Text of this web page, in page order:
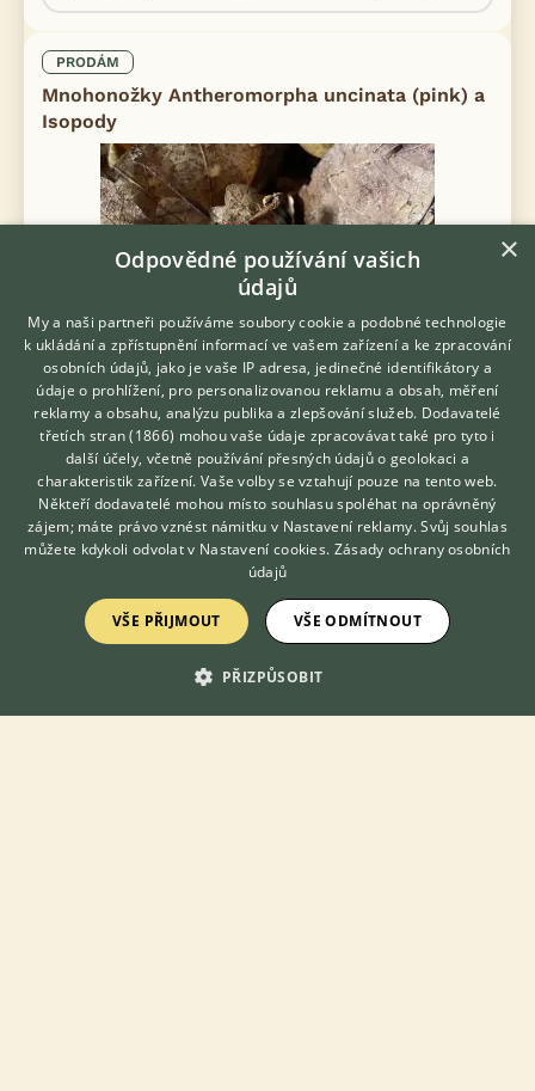
PRODÁM
Mnohonožky Antheromorpha uncinata (pink) a
Isopody
Dobrý den, nabízím mladé mnohonožky Antheromorpha
uncinata (růžová varianta, odchov duben 2026) a Isopody
Cubaris ,,Pak Chong" a Cubaris ,,Panda King”. 🎀 Antheromorpha
uncinata 1ks … 200 Kč 🐼...
5.8.2026 19:22
Hledáte zvířecího kamaráda?
Zdarma vám poradí
VETERINÁŘ ONLINE
KONZULTOVAT S
VETERINÁŘEM
×
Odpovědné používání vašich
údajů
My a naši partneři používáme soubory cookie a podobné technologie
k ukládání a zpřístupnění informací ve vašem zařízení a ke zpracování
osobních údajů, jako je vaše IP adresa, jedinečné identifikátory a
údaje o prohlížení, pro personalizovanou reklamu a obsah, měření
reklamy a obsahu, analýzu publika a zlepšování služeb. Dodavatelé
třetích stran (1866) mohou vaše údaje zpracovávat také pro tyto i
další účely, včetně používání přesných údajů o geolokaci a
charakteristik zařízení. Vaše volby se vztahují pouze na tento web.
Někteří dodavatelé mohou místo souhlasu spoléhat na oprávněný
zájem; máte právo vznést námitku v Nastavení reklamy. Svůj souhlas
můžete kdykoli odvolat v Nastavení cookies. Zásady ochrany osobních
údajů
VŠE PŘIJMOUT VŠE ODMÍTNOUT
PŘIZPŮSOBIT